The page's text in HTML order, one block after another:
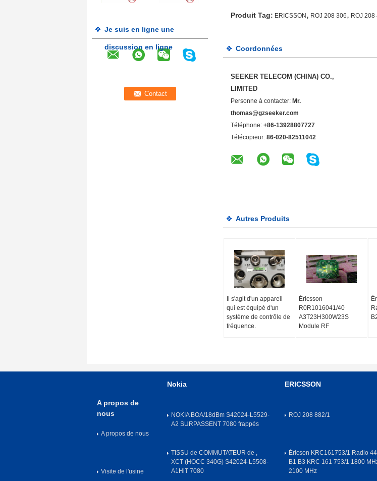
Je suis en ligne une
discussion en ligne
Produit Tag: ERICSSON , ROJ 208 306, ROJ 208
Coordonnées
SEEKER TELECOM (CHINA) CO.,
LIMITED
Personne à contacter: Mr.
thomas@gzseeker.com
Téléphone: +86-13928807727
Télécopieur: 86-020-82511042
Autres Produits
Il s'agit d'un appareil
qui est équipé d'un
système de contrôle de
fréquence.
Éricsson
R0R1016041/40
A3T23H300W23S
Module RF
A propos de
nous
A propos de nous
Visite de l'usine
Nokia
NOKIA BOA/18dBm S42024-L5529-
A2 SURPASSENT 7080 frappés
TISSU de COMMUTATEUR de ,
XCT (HOCC 340G) S42024-L5508-
A1HiT 7080
ERICSSON
ROJ 208 882/1
Éricson KRC161753/1 Radio
B1 B3 KRC 161 753/1 1800
2100 MHz